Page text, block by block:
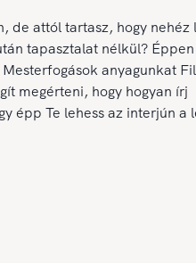
de attól tartasz, hogy nehéz
tapasztalat nélkül?
anyagunkat
megérteni, hogy hogyan írj
épp Te lehess az interjún a